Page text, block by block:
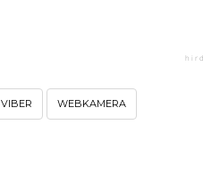
VIBER WEBKAMERA